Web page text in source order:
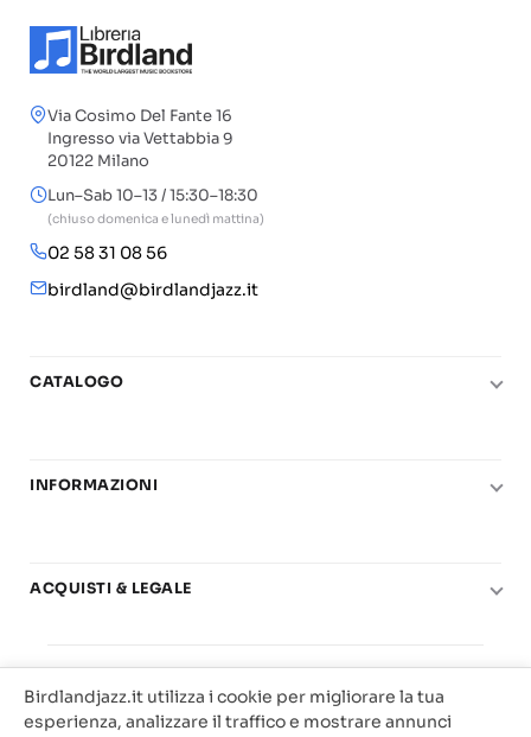
Via Cosimo Del Fante 16
Ingresso via Vettabbia 9
20122 Milano
Lun–Sab 10–13 / 15:30–18:30
(chiuso domenica e lunedì mattina)
02 58 31 08 56
birdland@birdlandjazz.it
CATALOGO
Chitarra
Basi play-along
Offerte
INFORMAZIONI
Carta del Docente
ACQUISTI & LEGALE
Privacy & Cookie
Birdland Milano. P.Iva 12093700156
Web Agency Milano
Birdlandjazz.it utilizza i cookie per migliorare la tua
esperienza, analizzare il traffico e mostrare annunci